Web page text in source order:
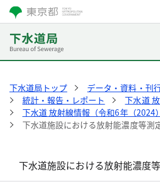
下水道局トップ
データ・資料・刊
統計・報告・レポート
下水道
下水道 放射線情報（令和6年（2024
下水道施設における放射能濃度等測
下水道施設における放射能濃度